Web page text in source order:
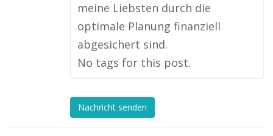
meine Liebsten durch die
optimale Planung finanziell
abgesichert sind.
No tags for this post.
Nachricht senden